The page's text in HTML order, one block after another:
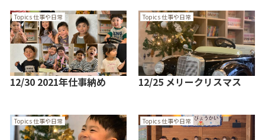
Topics 仕事や日常
12/30 2021年仕事納め
Topics 仕事や日常
12/25 メリークリスマス
Topics 仕事や日常 Topics 仕事や日常